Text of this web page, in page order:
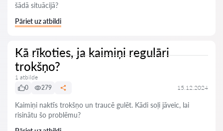
šādā situācijā?
Pāriet uz atbildi
Kā rīkoties, ja kaimiņi regulāri
trokšņo?
1 atbilde
0
279 15.12.2024
Kaimiņi naktīs trokšņo un traucē gulēt. Kādi soļi jāveic, lai
risinātu šo problēmu?